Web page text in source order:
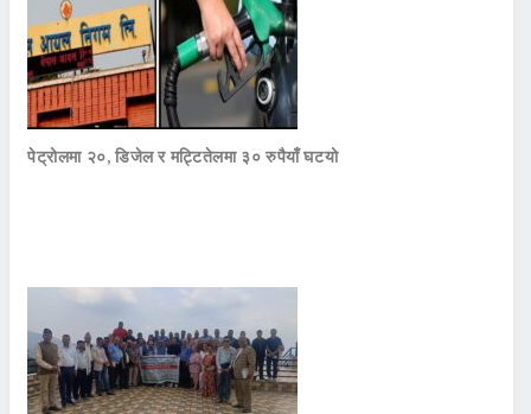
पेट्रोलमा २०, डिजेल र मट्टितेलमा ३० रुपैयाँ घटयो